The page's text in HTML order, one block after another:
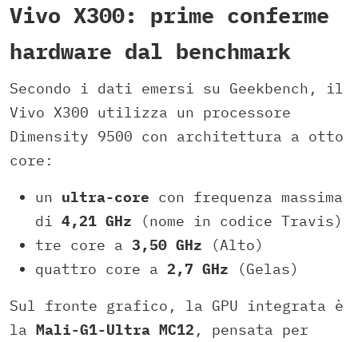
Vivo X300: prime conferme
hardware dal benchmark
Secondo i dati emersi su Geekbench, il
Vivo X300 utilizza un processore
Dimensity 9500 con architettura a otto
core:
un ultra-core con frequenza massima
di 4,21 GHz (nome in codice Travis)
tre core a 3,50 GHz (Alto)
quattro core a 2,7 GHz (Gelas)
Sul fronte grafico, la GPU integrata è
la Mali-G1-Ultra MC12 , pensata per